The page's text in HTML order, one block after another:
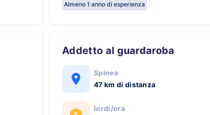
Almeno 1 anno di esperienza
Addetto al guardaroba
Spinea
47 km di distanza
lordi/ora